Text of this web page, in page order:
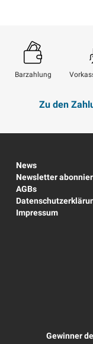
Barzahlung
Zu den
News
Newsletter
AGBs
Impressum
Gewinner